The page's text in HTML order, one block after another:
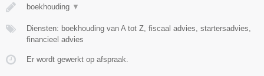
boekhouding ▼
Diensten: boekhouding van A tot Z, fiscaal advies, startersadvies,
financieel advies
Er wordt gewerkt op afspraak.